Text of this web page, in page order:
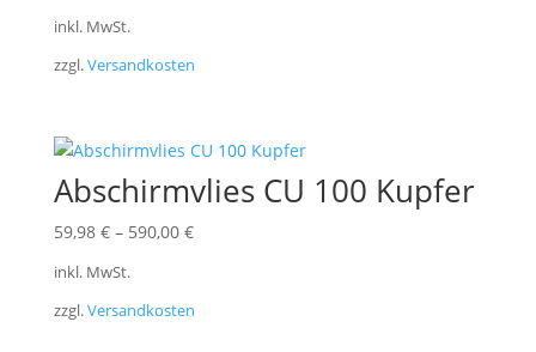
inkl. MwSt.
zzgl.Versandkosten
Abschirmvlies CU 100 Kupfer
59,98 €– 590,00 €
inkl. MwSt.
zzgl.Versandkosten